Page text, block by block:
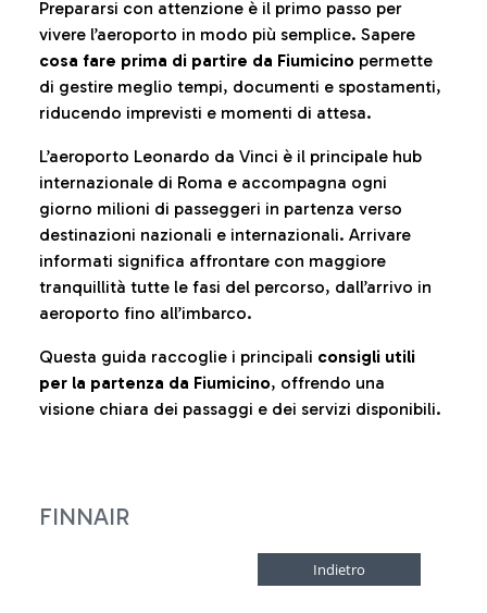
Prepararsi con attenzione è il primo passo per
vivere l’aeroporto in modo più semplice. Sapere
cosa fare prima di partire da Fiumicino permette
di gestire meglio tempi, documenti e spostamenti,
riducendo imprevisti e momenti di attesa.
L’aeroporto Leonardo da Vinci è il principale hub
internazionale di Roma e accompagna ogni
giorno milioni di passeggeri in partenza verso
destinazioni nazionali e internazionali. Arrivare
informati significa affrontare con maggiore
tranquillità tutte le fasi del percorso, dall’arrivo in
aeroporto fino all’imbarco.
Questa guida raccoglie i principali consigli utili
per la partenza da Fiumicino, offrendo una
visione chiara dei passaggi e dei servizi disponibili.
FINNAIR